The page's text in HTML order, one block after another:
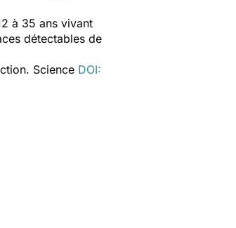
à 35 ans vivant
détectables de
Science DOI: